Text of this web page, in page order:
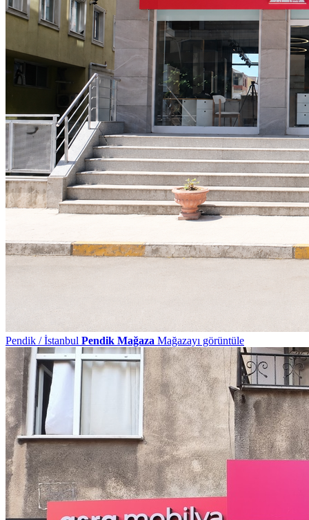
Pendik / İstanbul Pendik Mağaza Mağazayı görüntüle